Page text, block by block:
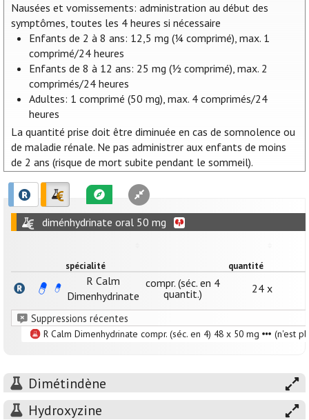
Nausées et vomissements: administration au début des
symptômes, toutes les 4 heures si nécessaire
Enfants de 2 à 8 ans: 12,5 mg (¼ comprimé), max. 1
comprimé/24 heures
Enfants de 8 à 12 ans: 25 mg (½ comprimé), max. 2
comprimés/24 heures
Adultes: 1 comprimé (50 mg), max. 4 comprimés/24
heures
La quantité prise doit être diminuée en cas de somnolence ou
de maladie rénale. Ne pas administrer aux enfants de moins
de 2 ans (risque de mort subite pendant le sommeil).
diménhydrinate oral 50 mg
spécialité quantité
R Calm
Dimenhydrinate
compr. (séc. en 4
quantit.)
24 x
Suppressions récentes
R Calm Dimenhydrinate compr. (séc. en 4) 48 x 50 mg (n'est
Dimétindène
Hydroxyzine